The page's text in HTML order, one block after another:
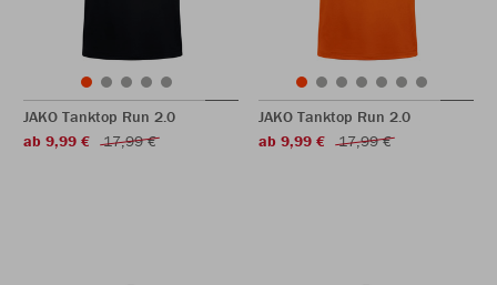
JAKO Tanktop Run 2.0
ab 9,99 €
17,99 €
JAKO Tanktop Run 2.0
ab 9,99 €
17,99 €